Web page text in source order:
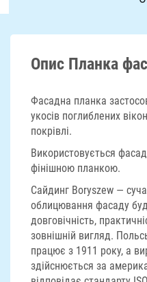
Опис Планка
Фасадна планка
укосів поглиблених
покрівлі.
Використовується
фінішною планкою.
Сайдинг Boryszew —
облицювання фасаду
довговічність,
зовнішній вигляд.
працює з 1911 року, а
здійснюється за